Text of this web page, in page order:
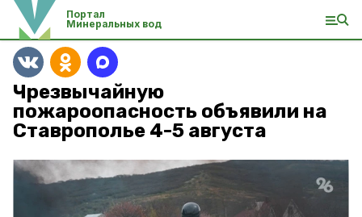
Портал
Минеральных вод
Чрезвычайную
пожароопасность объявили на
Ставрополье 4-5 августа